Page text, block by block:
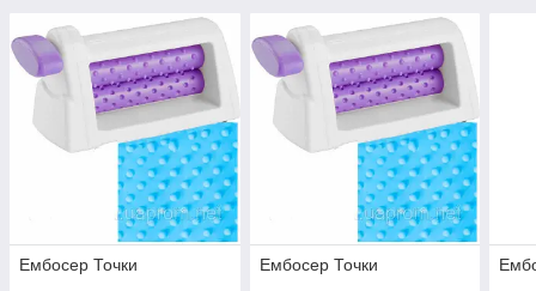
Ембосер Точки Ембосер Точки